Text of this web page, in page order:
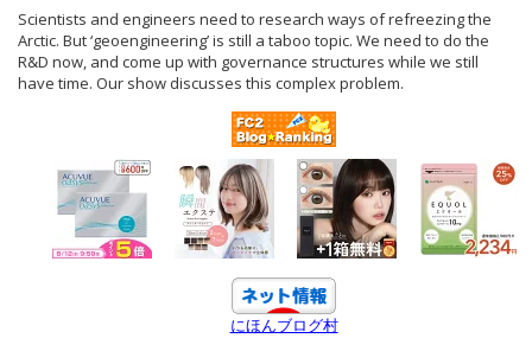
Scientists and engineers need to research ways of refreezing the
Arctic. But ‘geoengineering’ is still a taboo topic. We need to do the
R&D now, and come up with governance structures while we still
have time. Our show discusses this complex problem.
にほんブログ村